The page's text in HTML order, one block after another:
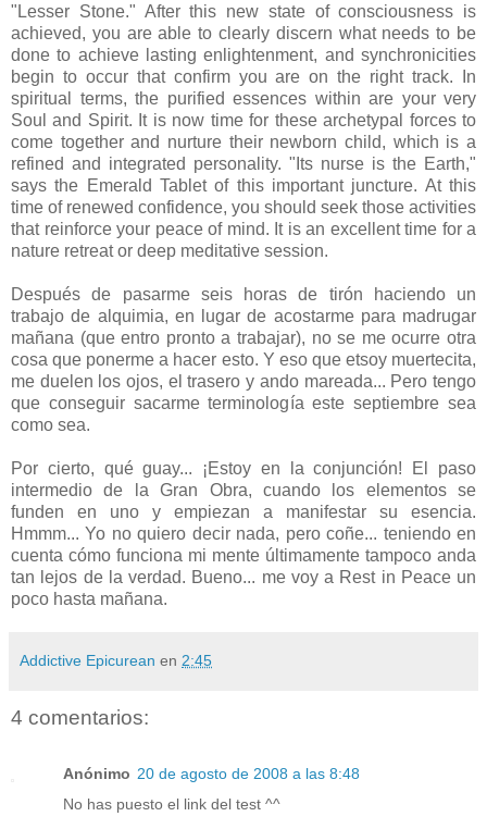
"Lesser Stone." After this new state of consciousness is
achieved, you are able to clearly discern what needs to be
done to achieve lasting enlightenment, and synchronicities
begin to occur that confirm you are on the right track. In
spiritual terms, the purified essences within are your very
Soul and Spirit. It is now time for these archetypal forces to
come together and nurture their newborn child, which is a
refined and integrated personality. "Its nurse is the Earth,"
says the Emerald Tablet of this important juncture. At this
time of renewed confidence, you should seek those activities
that reinforce your peace of mind. It is an excellent time for a
nature retreat or deep meditative session.
Después de pasarme seis horas de tirón haciendo un
trabajo de alquimia, en lugar de acostarme para madrugar
mañana (que entro pronto a trabajar), no se me ocurre otra
cosa que ponerme a hacer esto. Y eso que etsoy muertecita,
me duelen los ojos, el trasero y ando mareada... Pero tengo
que conseguir sacarme terminología este septiembre sea
como sea.
Por cierto, qué guay... ¡Estoy en la conjunción! El paso
intermedio de la Gran Obra, cuando los elementos se
funden en uno y empiezan a manifestar su esencia.
Hmmm... Yo no quiero decir nada, pero coñe... teniendo en
cuenta cómo funciona mi mente últimamente tampoco anda
tan lejos de la verdad. Bueno... me voy a Rest in Peace un
poco hasta mañana.
Addictive Epicurean en 2:45
4 comentarios:
Anónimo 20 de agosto de 2008 a las 8:48
No has puesto el link del test ^^